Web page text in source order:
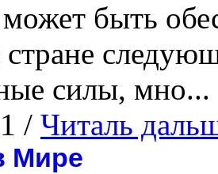
быть
силы, мно...
/ Читаль
Мире